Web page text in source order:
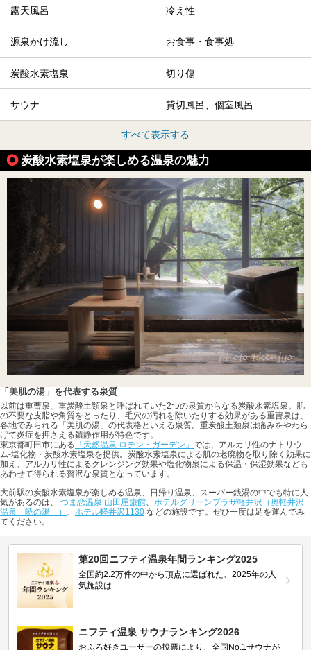
露天風呂 冷え性
源泉かけ流し お食事・食事処
炭酸水素塩泉 切り傷
サウナ 貸切風呂、個室風呂
すべて表示する
炭酸水素塩泉が楽しめる温泉の魅力
「美肌の湯」を代表する泉質
以前は重曹泉、重炭酸土類泉と呼ばれていた2つの泉質からなる炭酸水素塩泉。肌
の不要な皮脂や角質をとったり、毛穴の汚れを除いたりする効果がある重曹泉は、
各地でみられる「美肌の湯」の代表格といえる泉質。重炭酸土類泉は痛みをやわら
げて炎症を押さえる鎮静作用が特色です。
東京都町田市にある 「天然温泉 ロテン・ガーデン」 では、アルカリ性のナトリウ
ム-塩化物・炭酸水素塩泉を提供。炭酸水素塩泉による肌の老廃物を取り除く効果に
加え、アルカリ性によるクレンジング効果や塩化物泉による保温・保湿効果なども
あわせて得られる贅沢な泉質となっています。
大前駅の炭酸水素塩泉が楽しめる温泉、日帰り温泉、スーパー銭湯の中でも特に人
気があるのは、 つま恋温泉 山田屋旅館、 ホテルグリーンプラザ軽井沢（奥軽井沢
温泉「暁の湯」） 、 ホテル軽井沢1130 などの施設です。ぜひ一度は足を運んでみ
てください。
第20回ニフティ温泉年間ランキング2025
全国約2.2万件の中から頂点に選ばれた、2025年の人
気施設は…
ニフティ温泉 サウナランキング2026
おふろ好きユーザーの投票により、全国No.1サウナが